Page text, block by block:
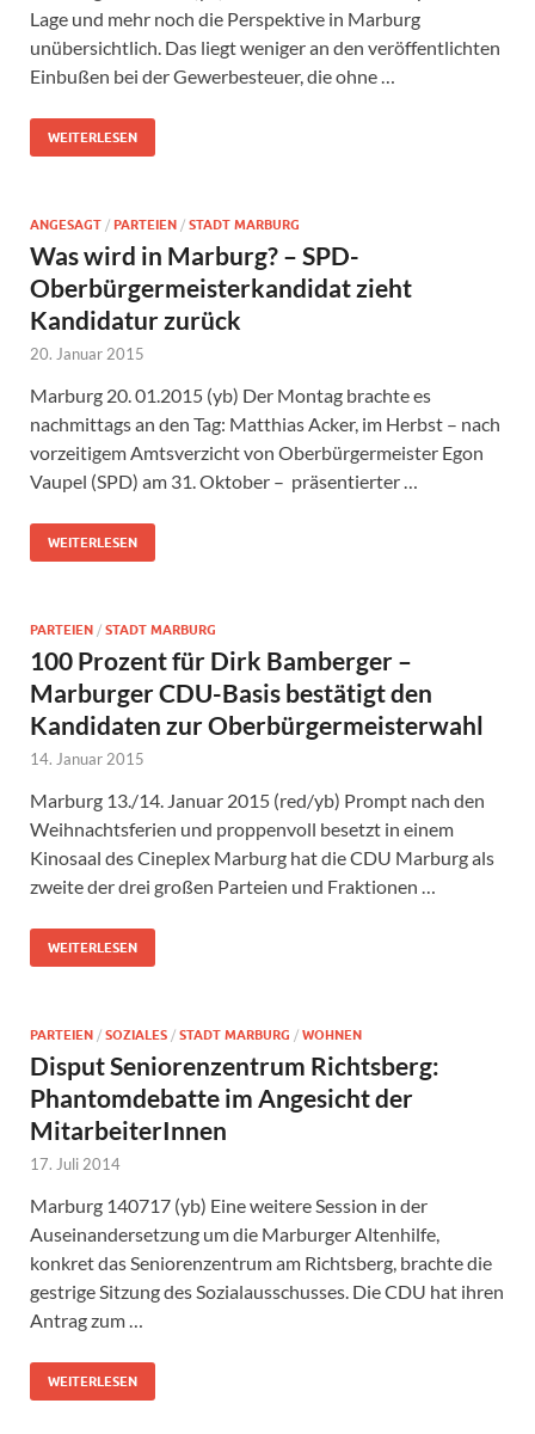
Lage und mehr noch die Perspektive in Marburg
unübersichtlich. Das liegt weniger an den veröffentlichten
Einbußen bei der Gewerbesteuer, die ohne …
WEITERLESEN
ANGESAGT / PARTEIEN / STADT MARBURG
Was wird in Marburg? – SPD-
Oberbürgermeisterkandidat zieht
Kandidatur zurück
20. Januar 2015
Marburg 20. 01.2015 (yb) Der Montag brachte es
nachmittags an den Tag: Matthias Acker, im Herbst – nach
vorzeitigem Amtsverzicht von Oberbürgermeister Egon
Vaupel (SPD) am 31. Oktober – präsentierter …
WEITERLESEN
PARTEIEN / STADT MARBURG
100 Prozent für Dirk Bamberger –
Marburger CDU-Basis bestätigt den
Kandidaten zur Oberbürgermeisterwahl
14. Januar 2015
Marburg 13./14. Januar 2015 (red/yb) Prompt nach den
Weihnachtsferien und proppenvoll besetzt in einem
Kinosaal des Cineplex Marburg hat die CDU Marburg als
zweite der drei großen Parteien und Fraktionen …
WEITERLESEN
PARTEIEN / SOZIALES / STADT MARBURG / WOHNEN
Disput Seniorenzentrum Richtsberg:
Phantomdebatte im Angesicht der
MitarbeiterInnen
17. Juli 2014
Marburg 140717 (yb) Eine weitere Session in der
Auseinandersetzung um die Marburger Altenhilfe,
konkret das Seniorenzentrum am Richtsberg, brachte die
gestrige Sitzung des Sozialausschusses. Die CDU hat ihren
Antrag zum …
WEITERLESEN